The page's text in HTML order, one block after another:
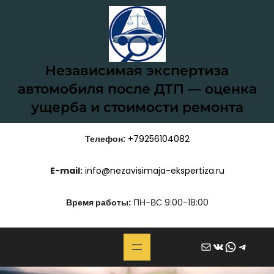
Независимая экспертиза
автомобиля после ДТП — оценка
ущерба и стоимости ремонта
Телефон: +79256104082
E-mail: info@nezavisimaja-ekspertiza.ru
Время работы:ПН-ВС 9:00-18:00
Почта ВКонтакте WhatsApp Telegram